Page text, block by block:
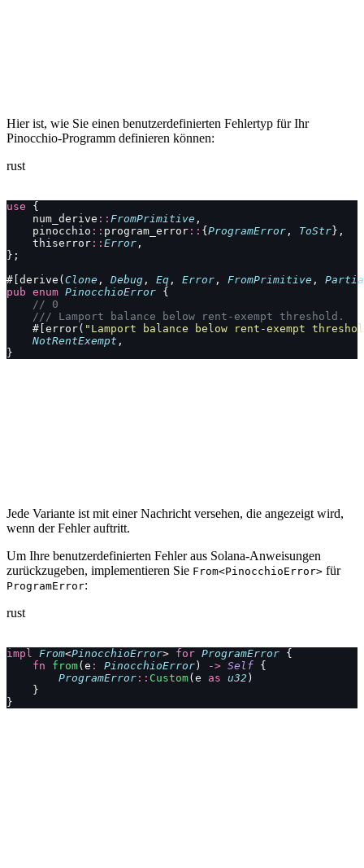
Hier ist, wie Sie einen benutzerdefinierten Fehlertyp für Ihr
Pinocchio-Programm definieren können:
rust
use {
    num_derive
:: FromPrimitive ,
    pinocchio
:: program_error :: { ProgramError , ToStr },
    thiserror
:: Error ,
};
#[derive( Clone , Debug , Eq , Error , FromPrimitive ,
pub enum PinocchioError {
    // 0
    /// Lamport balance below rent-exempt threshold.
    #[error(
"Lamport balance below rent-exempt
    NotRentExempt
,
}
Jede Variante ist mit einer Nachricht versehen, die angezeigt wird,
wenn der Fehler auftritt.
Um Ihre benutzerdefinierten Fehler aus Solana-Anweisungen
zurückzugeben, implementieren Sie From<PinocchioError> für
ProgramError:
rust
impl From<PinocchioError> for ProgramError {
    fn
from(e : PinocchioError ) -> Self {
        ProgramError
:: Custom(e as u32 )
    }
}